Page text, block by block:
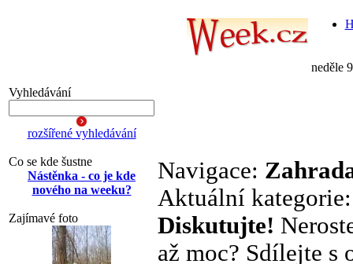
neděle
Vyhledávání
rozšířené vyhledávání
Co se kde šustne
Nástěnka - co je kde
nového na weeku?
Zajímavé foto
Navigace:
Aktuální
Diskutujte!
až moc? Sdílejte s